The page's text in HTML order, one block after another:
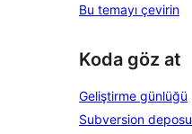
Bu temayı çevirin
Koda göz at
Geliştirme günlüğü
Subversion deposu